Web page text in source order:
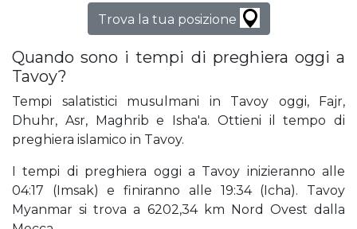
Trova la tua posizione
Quando sono i tempi di preghiera oggi a
Tavoy?
Tempi salatistici musulmani in Tavoy oggi, Fajr,
Dhuhr, Asr, Maghrib e Isha'a. Ottieni il tempo di
preghiera islamico in Tavoy.
I tempi di preghiera oggi a Tavoy inizieranno alle
04:17 (Imsak) e finiranno alle 19:34 (Icha). Tavoy
Myanmar si trova a 6202,34 km Nord Ovest dalla